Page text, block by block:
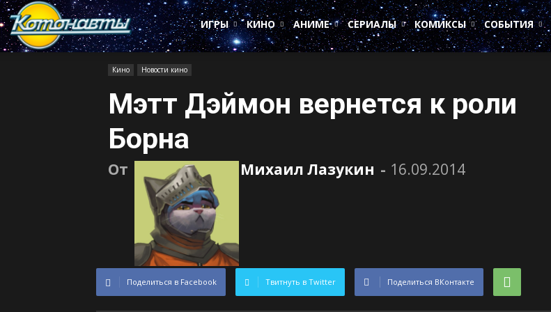
Котонавты
ИГРЫ
КИНО АНИМЕ СЕРИАЛЫ КОМИКСЫ СОБЫТИЯ
Кино Новости кино
Мэтт Дэймон вернется к роли
Борна
От Михаил Лазукин - 16.09.2014
Поделиться в Facebook Твитнуть в Twitter Поделиться ВКонтакте